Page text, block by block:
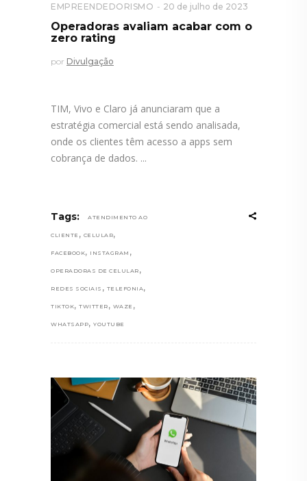
EMPREENDEDORISMO 20 de julho de 2023
Operadoras avaliam acabar com o
zero rating
por Divulgação
TIM, Vivo e Claro já anunciaram que a
estratégia comercial está sendo analisada,
onde os clientes têm acesso a apps sem
cobrança de dados.
Tags: ATENDIMENTO AO
CLIENTE , CELULAR,
FACEBOOK, INSTAGRAM ,
OPERADORAS DE CELULAR ,
REDES SOCIAIS , TELEFONIA ,
TIKTOK, TWITTER , WAZE ,
WHATSAPP, YOUTUBE